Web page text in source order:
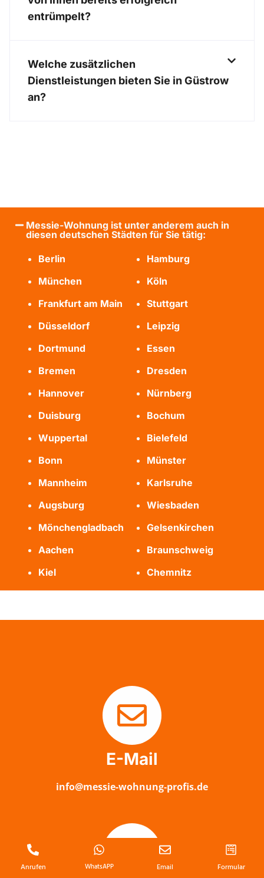
entrümpelt?
Welche zusätzlichen
Dienstleistungen bieten Sie in Güstrow
an?
Messie-Wohnung ist unter anderem auch in
diesen deutschen Städten für Sie tätig:
Berlin
Hamburg
München
Köln
Frankfurt am Main
Stuttgart
Düsseldorf
Leipzig
Dortmund
Essen
Bremen
Dresden
Hannover
Nürnberg
Duisburg
Bochum
Wuppertal
Bielefeld
Bonn
Münster
Mannheim
Karlsruhe
Augsburg
Wiesbaden
Mönchengladbach
Gelsenkirchen
Aachen
Braunschweig
Kiel
Chemnitz
E-Mail
info@messie-wohnung-profis.de
Anrufen WhatsAPP Email Formular